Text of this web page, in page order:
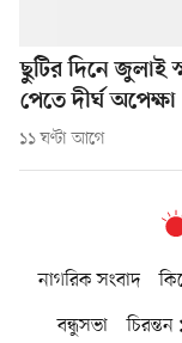
ছুটির দিনে জুলাই
পেতে দীর্ঘ অপেক্ষা
১১ ঘণ্টা আগে
নাগরিক সংবাদ
বন্ধুসভা
চিরন্তন